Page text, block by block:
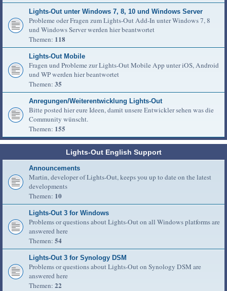
Lights-Out unter Windows 7, 8, 10 und Windows Server
Probleme oder Fragen zum Lights-Out Add-In unter Windows 7, 8
und Windows Server werden hier beantwortet
Themen: 118
Lights-Out Mobile
Fragen und Probleme zur Lights-Out Mobile App unter iOS, Android
und WP werden hier beantwortet
Themen: 35
Anregungen/Weiterentwicklung Lights-Out
Bitte posted hier eure Ideen, damit unsere Entwickler sehen was die
Community wünscht.
Themen: 155
Lights-Out English Support
Announcements
Martin, developer of Lights-Out, keeps you up to date on the latest
developments
Themen: 10
Lights-Out 3 for Windows
Problems or questions about Lights-Out on all Windows platforms are
answered here
Themen: 54
Lights-Out 3 for Synology DSM
Problems or questions about Lights-Out on Synology DSM are
answered here
Themen: 22